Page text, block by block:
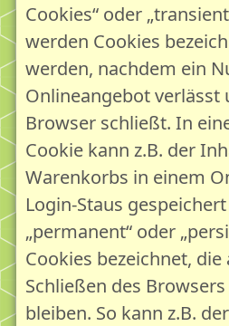
Cookies“ oder
werden Cookies
werden, nachdem ein
Onlineangebot verlässt
Browser schließt. In
Cookie kann z.B. der
Warenkorbs in einem
Login-Staus
„permanent“ oder
Cookies bezeichnet,
Schließen des
bleiben. So kann z.B.